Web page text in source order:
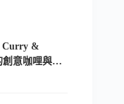
Curry &
創意咖哩與香